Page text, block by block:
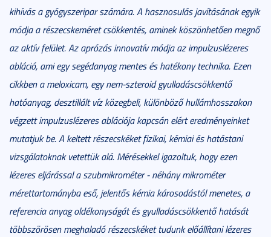
kihívás a gyógyszeripar számára. A hasznosulás javításának egyik
módja a részecskeméret csökkentés, aminek köszönhetően megnő
az aktív felület. Az aprózás innovatív módja az impulzuslézeres
abláció, ami egy segédanyag mentes és hatékony technika. Ezen
cikkben a meloxicam, egy nem-szteroid gyulladáscsökkentő
hatóanyag, desztillált víz közegbeli, különböző hullámhosszakon
végzett impulzuslézeres ablációja kapcsán elért eredményeinket
mutatjuk be. A keltett részecskéket fizikai, kémiai és hatástani
vizsgálatoknak vetettük alá. Mérésekkel igazoltuk, hogy ezen
lézeres eljárással a szubmikrométer - néhány mikrométer
mérettartományba eső, jelentős kémia károsodástól menetes, a
referencia anyag oldékonyságát és gyulladáscsökkentő hatását
többszörösen meghaladó részecskéket tudunk előállítani lézeres